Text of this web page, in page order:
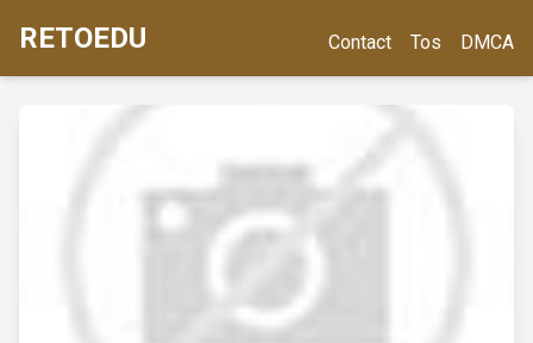
RETOEDU Contact Tos DMCA